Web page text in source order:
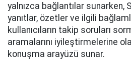
yalnızca bağlantılar sunarken,
yanıtlar, özetler ve ilgili
kullanıcıların takip soruları
aramalarını iyileştirmelerine
konuşma arayüzü sunar.